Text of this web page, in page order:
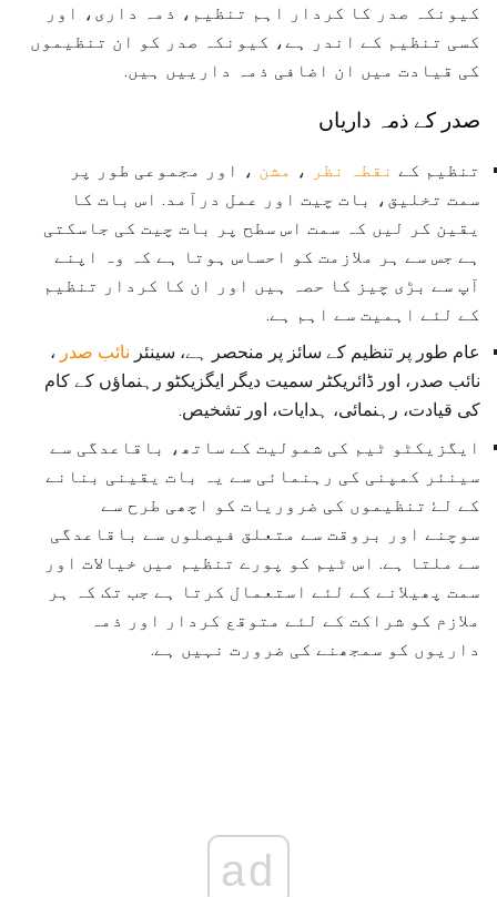
کیونکہ صدر کا کردار اہم تنظیم، ذمہ داری، اور
کسی تنظیم کے اندر ہے، کیونکہ صدر کو ان تنظیموں
کی قیادت میں ان اضافی ذمہ دارییں ہیں.
صدر کے ذمہ داریاں
تنظیم کے نقطہ نظر ، مشن ، اور مجموعی طور پر
سمت تخلیق، بات چیت اور عمل درآمد. اس بات کا
یقین کر لیں کہ سمت اس سطح پر بات چیت کی جاسکتی
ہے جس سے ہر ملازمت کو احساس ہوتا ہے کہ وہ اپنے
آپ سے بڑی چیز کا حصہ ہیں اور ان کا کردار تنظیم
کے لئے اہمیت سے اہم ہے.
عام طور پر تنظیم کے سائز پر منحصر ہے، سینئر نائب صدر ،
نائب صدر، اور ڈائریکٹر سمیت دیگر ایگزیکٹو رہنماؤں کے کام
کی قیادت، رہنمائی، ہدایات، اور تشخیص.
ایگزیکٹو ٹیم کی شمولیت کے ساتھ، باقاعدگی سے
سینئر کمپنی کی رہنمائی سے یہ بات یقینی بنانے
کے لۓ تنظیموں کی ضروریات کو اچھی طرح سے
سوچنے اور بروقت سے متعلق فیصلوں سے باقاعدگی
سے ملتا ہے. اس ٹیم کو پورے تنظیم میں خیالات اور
سمت پھیلانے کے لئے استعمال کرتا ہے جب تک کہ ہر
ملازم کو شراکت کے لئے متوقع کردار اور ذمہ
داریوں کو سمجھنے کی ضرورت نہیں ہے.
ad